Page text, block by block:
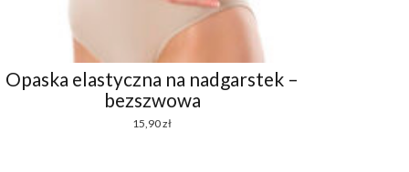
Opaska elastyczna na nadgarstek –
bezszwowa
15,90zł